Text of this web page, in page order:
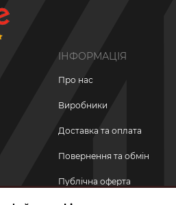
ІНФОРМАЦІЯ
Про нас
Виробники
Доставка та оплата
Повернення та обмін
Публічна оферта